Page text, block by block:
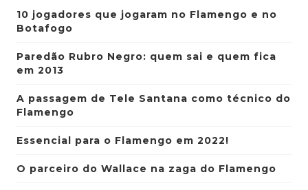
10 jogadores que jogaram no Flamengo e no
Botafogo
Paredão Rubro Negro: quem sai e quem fica
em 2013
A passagem de Tele Santana como técnico do
Flamengo
Essencial para o Flamengo em 2022!
O parceiro do Wallace na zaga do Flamengo